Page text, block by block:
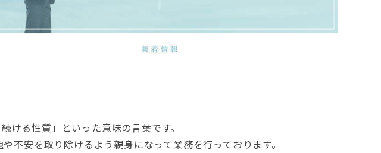
る性質」といった意味の言葉です。
安を取り除けるよう親身になって業務を行っております。